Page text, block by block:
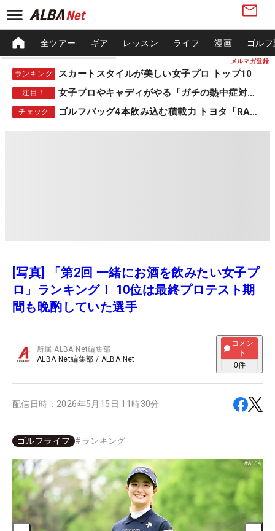
メルマガ登録
全ツアー ギア レッスン ライフ 漫画 ゴル
ランキング スカートスタイルが美しい女子プロ トップ10
注目！ 女子プロやキャディがやる「ガチの熱中症対策」
チェック ゴルフバッグ4本飲み込む積載力 トヨタ「RAV4」
[写真] 「第2回 一緒にお酒を飲みたい女子プ
ロ」ランキング！ 10位は最終プロテスト期
間も晩酌していた選手
所属ALBA Net編集部
ALBA Net編集部 / ALBA Net
コメン
ト
0件
配信日時： 2026年5月15日 11時30分
ゴルフライフ #ランキング